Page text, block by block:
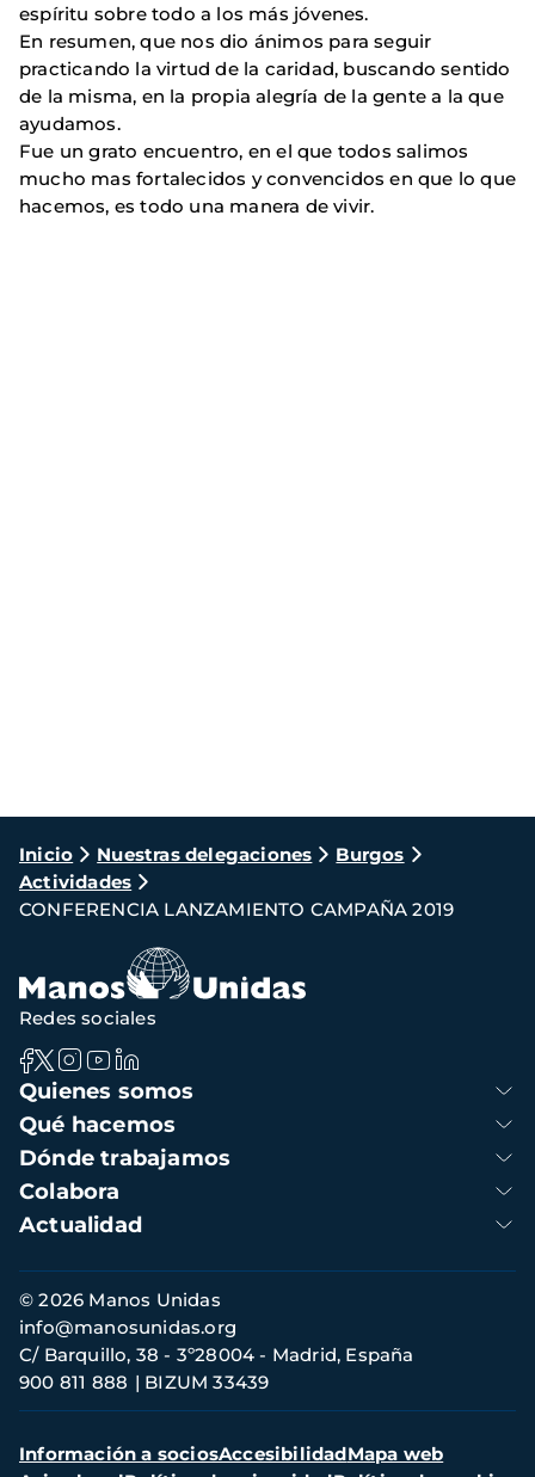
espíritu sobre todo a los más jóvenes.
En resumen, que nos dio ánimos para seguir
practicando la virtud de la caridad, buscando sentido
de la misma, en la propia alegría de la gente a la que
ayudamos.
Fue un grato encuentro, en el que todos salimos
mucho mas fortalecidos y convencidos en que lo que
hacemos, es todo una manera de vivir.
Ruta
de
navegación
Inicio Nuestras delegaciones
Burgos
Actividades
CONFERENCIA LANZAMIENTO CAMPAÑA 2019
Navegación
principal
Quienes somos
Qué hacemos
Dónde trabajamos
Colabora
Actualidad
Redes sociales
Información
de
contacto
© 2026 Manos Unidas
C/ Barquillo, 38 - 3º28004 - Madrid, España
900 811 888
BIZUM 33439
info@manosunidas.org
Menú
Información a sociosAccesibilidadMapa web